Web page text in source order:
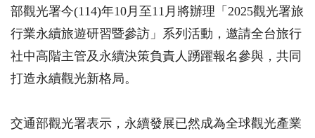
部觀光署今(114)年10月至11月將辦理「2025觀光署旅
行業永續旅遊研習暨參訪」系列活動，邀請全台旅行
社中高階主管及永續決策負責人踴躍報名參與，共同
打造永續觀光新格局。
交通部觀光署表示，永續發展已然成為全球觀光產業